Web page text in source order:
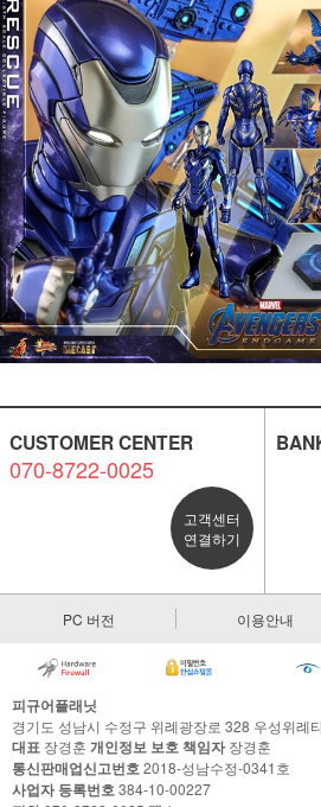
CUSTOMER CENTER
070-8722-0025
고객센터
연결하기
PC 버전 이용안내
피규어플래닛
경기도 성남시 수정구 위례광장로 328 우성위례
대표 장경훈 개인정보 보호 책임자장경훈
통신판매업신고번호2018-성남수정-0341호
사업자 등록번호384-10-00227